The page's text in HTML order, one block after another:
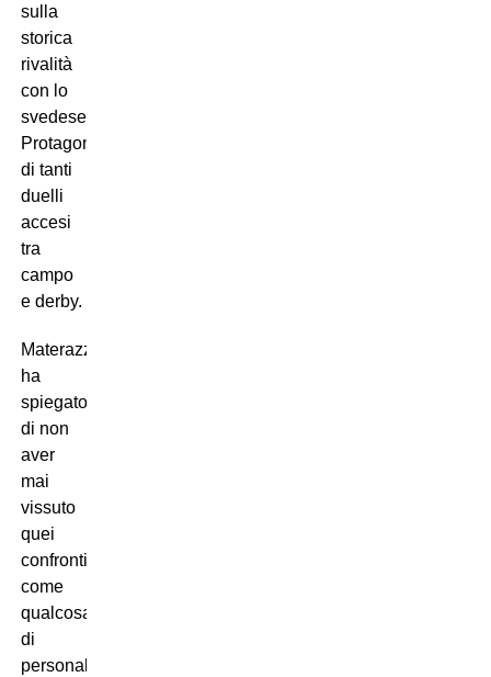
sulla
storica
rivalità
con lo
svedese.
Protagonista
di tanti
duelli
accesi
tra
campo
e derby.
Materazzi
ha
spiegato
di non
aver
mai
vissuto
quei
confronti
come
qualcosa
di
personale: